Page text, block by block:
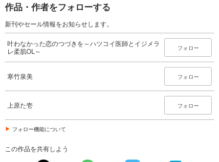
作品・作者をフォローする
新刊やセール情報をお知らせします。
叶わなかった恋のつづきを～ハツコイ医師とイジメラ
レ柔肌OL～
フォロー
寒竹泉美 フォロー
上原た壱 フォロー
フォロー機能について
この作品を共有しよう